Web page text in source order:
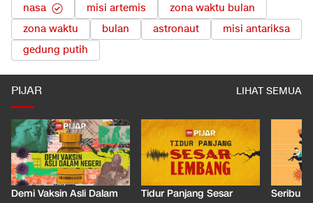
nasa misi artemis
zona waktu bulan
zona waktu
bulan astronaut
misi antariksa
gedung putih
PIJAR LIHAT SEMUA
Demi Vaksin Asli Dalam
Tidur Panjang Sesar
Seribu